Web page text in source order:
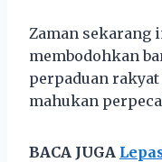
Zaman sekarang
membodohkan
perpaduan
mahukan
BACA JUGA